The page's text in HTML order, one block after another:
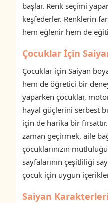
başlar. Renk seçimi
keşfederler. Renklerin
hem eğlenir hem de
Çocuklar İçin
Çocuklar için Saiyan
hem de öğretici bir
yaparken çocuklar,
hayal güçlerini serbest
için de harika bir
zaman geçirmek, aile
çocuklarınızın
sayfalarının çeşitliliği
çocuk için uygun
Saiyan